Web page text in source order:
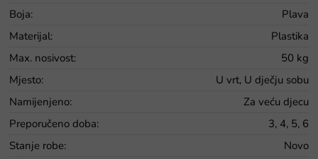
Boja:
Plava
Materijal:
Plastika
Max. nosivost:
50 kg
Mjesto:
U vrt, U dječju sobu
Namijenjeno:
Za veću djecu
Preporučeno doba:
3, 4, 5, 6
Stanje robe:
Novo